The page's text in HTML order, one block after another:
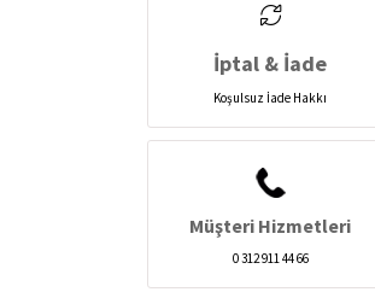
İptal & İade
Koşulsuz İade Hakkı
Müşteri Hizmetleri
0 312 911 44 66